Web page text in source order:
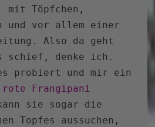
Töpfchen,
und vor allem einer
Also da geht
schief, denke ich.
probiert und mir ein
Frangipani
sie sogar die
Topfes aussuchen,